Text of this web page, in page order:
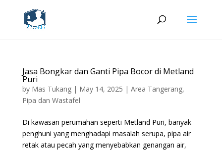
Jasa Bongkar dan Ganti Pipa Bocor di Metland
Puri
by Mas Tukang| May 14, 2025 | Area Tangerang,
Pipa dan Wastafel
Di kawasan perumahan seperti Metland Puri, banyak
penghuni yang menghadapi masalah serupa, pipa air
retak atau pecah yang menyebabkan genangan air,